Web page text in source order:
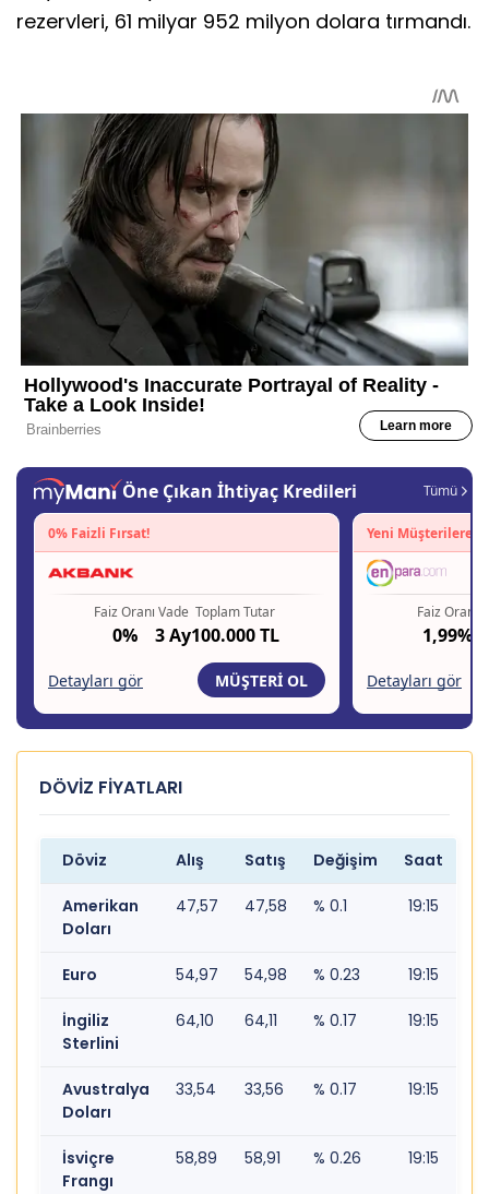
rezervleri, 61 milyar 952 milyon dolara tırmandı.
DÖVİZ FİYATLARI
Döviz Alış Satış Değişim Saat
Amerikan
Doları
47,57 47,58 % 0.1 19:15
Euro 54,97 54,98 % 0.23 19:15
İngiliz
Sterlini
64,10 64,11 % 0.17 19:15
Avustralya
Doları
33,54 33,56 % 0.17 19:15
İsviçre
Frangı
58,89 58,91 % 0.26 19:15